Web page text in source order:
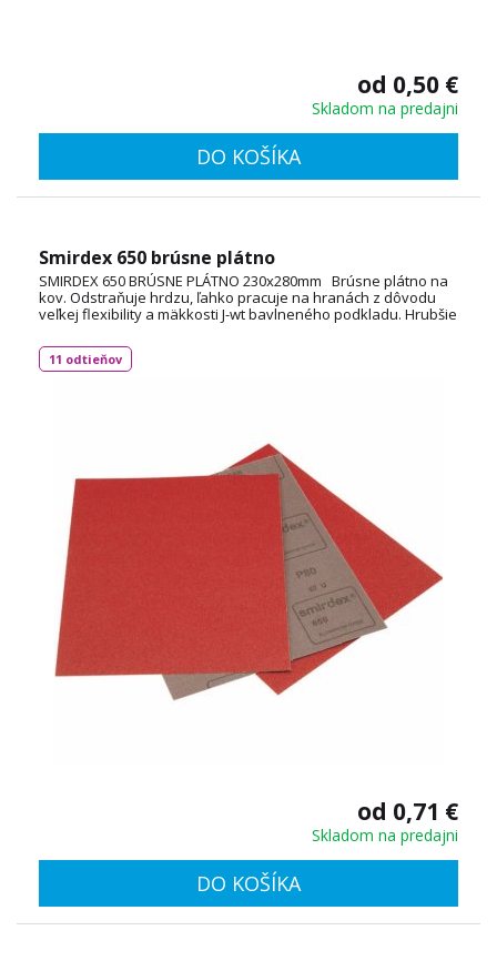
od 0,50 €
Skladom na predajni
DO KOŠÍKA
Smirdex 650 brúsne plátno
SMIRDEX 650 BRÚSNE PLÁTNO 230x280mm Brúsne plátno na
kov. Odstraňuje hrdzu, ľahko pracuje na hranách z dôvodu
veľkej flexibility a mäkkosti J-wt bavlneného podkladu. Hrubšie
lakov na masívnom dreve. rozmer 230 x 280 mm
11 odtieňov
od 0,71 €
Skladom na predajni
DO KOŠÍKA